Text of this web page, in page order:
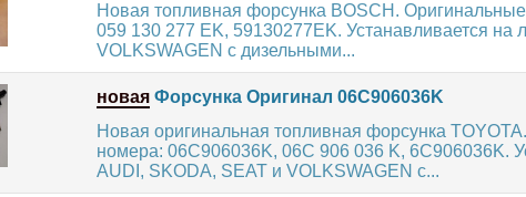
Новая топливная форсунка BOSCH.
059 130 277 EK, 59130277EK. Устанавливается на
VOLKSWAGEN с дизельными...
новая Форсунка Оригинал 06C906036K
Новая оригинальная топливная форсунка
номера: 06C906036K, 06C 906 036 K, 6C906036K.
AUDI, SKODA, SEAT и VOLKSWAGEN с...